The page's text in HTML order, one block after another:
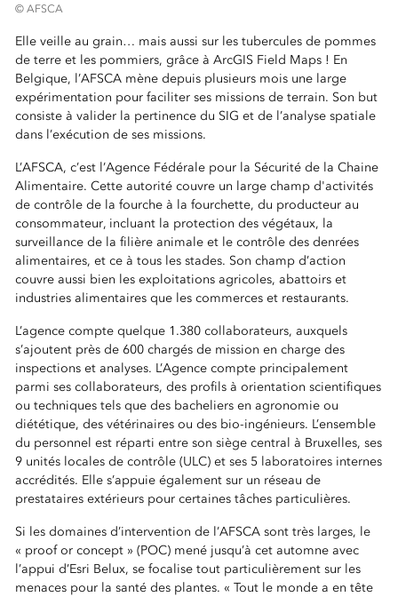
© AFSCA
Elle veille au grain… mais aussi sur les tubercules de pommes
de terre et les pommiers, grâce à ArcGIS Field Maps ! En
Belgique, l’AFSCA mène depuis plusieurs mois une large
expérimentation pour faciliter ses missions de terrain. Son but
consiste à valider la pertinence du SIG et de l’analyse spatiale
dans l’exécution de ses missions.
L’AFSCA, c’est l’Agence Fédérale pour la Sécurité de la Chaine
Alimentaire. Cette autorité couvre un large champ d'activités
de contrôle de la fourche à la fourchette, du producteur au
consommateur, incluant la protection des végétaux, la
surveillance de la filière animale et le contrôle des denrées
alimentaires, et ce à tous les stades. Son champ d’action
couvre aussi bien les exploitations agricoles, abattoirs et
industries alimentaires que les commerces et restaurants.
L’agence compte quelque 1.380 collaborateurs, auxquels
s’ajoutent près de 600 chargés de mission en charge des
inspections et analyses. L’Agence compte principalement
parmi ses collaborateurs, des profils à orientation scientifiques
ou techniques tels que des bacheliers en agronomie ou
diététique, des vétérinaires ou des bio-ingénieurs. L’ensemble
du personnel est réparti entre son siège central à Bruxelles, ses
9 unités locales de contrôle (ULC) et ses 5 laboratoires internes
accrédités. Elle s’appuie également sur un réseau de
prestataires extérieurs pour certaines tâches particulières.
Si les domaines d’intervention de l’AFSCA sont très larges, le
« proof or concept » (POC) mené jusqu’à cet automne avec
l’appui d’Esri Belux, se focalise tout particulièrement sur les
menaces pour la santé des plantes. « Tout le monde a en tête